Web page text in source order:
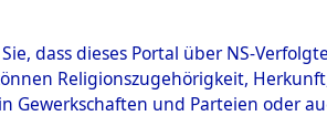
dass dieses Portal über NS-
Religionszugehörigkeit,
Gewerkschaften und Parteien oder